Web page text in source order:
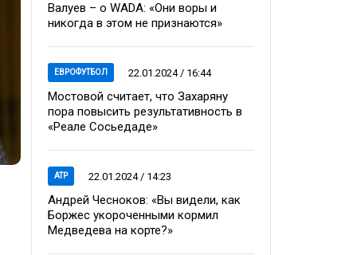
Валуев – о WADA: «Они воры и
никогда в этом не признаются»
ЕВРОФУТБОЛ 22.01.2024 / 16:44
Мостовой считает, что Захаряну
пора повысить результативность в
«Реале Сосьедаде»
ATP 22.01.2024 / 14:23
Андрей Чесноков: «Вы видели, как
Боржес укороченными кормил
Медведева на корте?»